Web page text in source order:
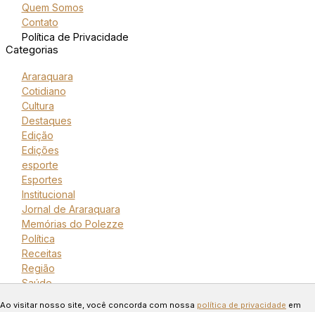
Quem Somos
Contato
Política de Privacidade
Categorias
Araraquara
Cotidiano
Cultura
Destaques
Edição
Edições
esporte
Esportes
Institucional
Jornal de Araraquara
Memórias do Polezze
Política
Receitas
Região
Saúde
Copyright © 2024 Todos os
Ao visitar nosso site, você concorda com nossa política de privacidade em